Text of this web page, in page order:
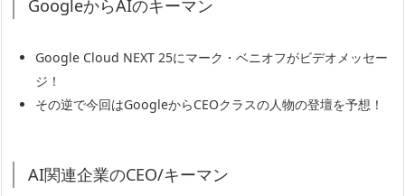
GoogleからAIのキーマン
Google Cloud NEXT 25にマーク・ベニオフがビデオメッセー
ジ！
その逆で今回はGoogleからCEOクラスの人物の登壇を予想！
AI関連企業のCEO/キーマン